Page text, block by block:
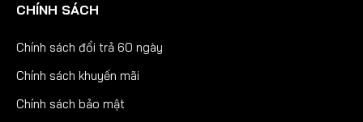
CHÍNH SÁCH
Chính sách đổi trả 60 ngày
Chính sách khuyến mãi
Chính sách bảo mật